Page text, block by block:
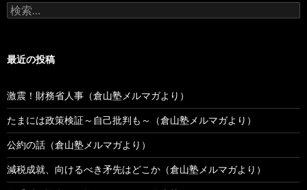
稿
検
索:
最近の投稿
激震！財務省人事（倉山塾メルマガより）
たまには政策検証～自己批判も～（倉山塾メルマガより）
公約の話（倉山塾メルマガより）
減税成就、向けるべき矛先はどこか（倉山塾メルマガより）